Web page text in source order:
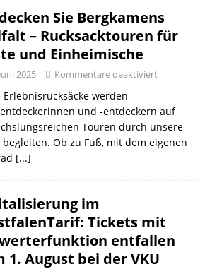
Sie Bergkamens
– Rucksacktouren für
und Einheimische
2025 Kommentare deaktiviert
Erlebnisrucksäcke werden
und -entdeckern auf
Touren durch unsere
begleiten. Ob zu Fuß, mit dem eigenen
[...]
im
Tickets mit
entfallen
1. August bei der VKU